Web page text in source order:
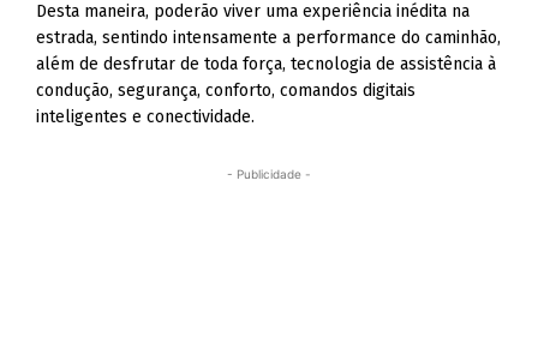
Desta maneira, poderão viver uma experiência inédita na
estrada, sentindo intensamente a performance do caminhão,
além de desfrutar de toda força, tecnologia de assistência à
condução, segurança, conforto, comandos digitais
inteligentes e conectividade.
- Publicidade -